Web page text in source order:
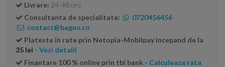
Livrare: 24-48 ore
Consultanta de specialitate:
0720456456
contact@bagno.ro
Plateste in rate prin Netopia-Mobilpay incepand de la
35 lei - Vezi detalii
Finantare 100 % online prin tbi bank - Calculeaza rata